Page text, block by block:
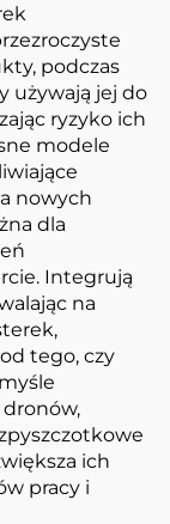
podczas
używają jej do
ryzyko ich
modele
nowych
dla
Integrują
na
tego, czy
ich
pracy i